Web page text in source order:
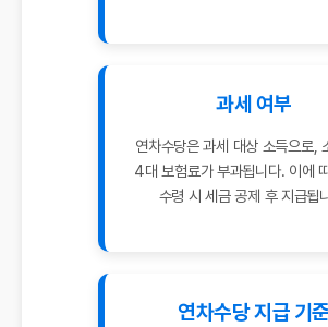
과세 여부
연차수당은 과세 대상 소득으로,
4대 보험료가 부과됩니다. 이에
수령 시 세금 공제 후 지급됩
연차수당 지급 기준